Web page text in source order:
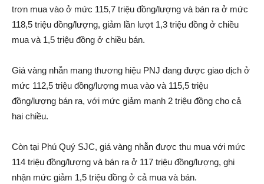
trơn mua vào ở mức 115,7 triệu đồng/lượng và bán ra ở mức
118,5 triệu đồng/lượng, giảm lần lượt 1,3 triệu đồng ở chiều
mua và 1,5 triệu đồng ở chiều bán.
Giá vàng nhẫn mang thương hiệu PNJ đang được giao dịch ở
mức 112,5 triệu đồng/lượng mua vào và 115,5 triệu
đồng/lượng bán ra, với mức giảm mạnh 2 triệu đồng cho cả
hai chiều.
Còn tại Phú Quý SJC, giá vàng nhẫn được thu mua với mức
114 triệu đồng/lượng và bán ra ở 117 triệu đồng/lượng, ghi
nhận mức giảm 1,5 triệu đồng ở cả mua và bán.